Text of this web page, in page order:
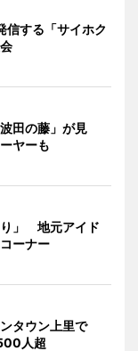
信する「サイホク
田の藤」が見
ヤーも
り」 地元アイド
ーナー
タウン上里で
人超